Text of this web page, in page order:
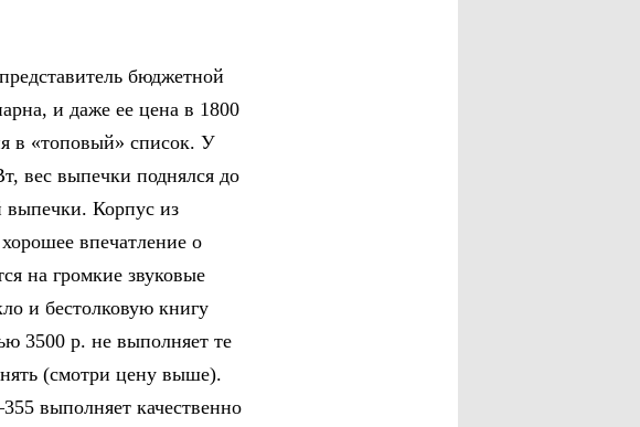
бюджетной
и даже ее цена в 1800
в «топовый» список. У
вес выпечки поднялся до
выпечки. Корпус из
впечатление о
на громкие звуковые
и бестолковую книгу
3500 р. не выполняет те
(смотри цену выше).
выполняет качественно